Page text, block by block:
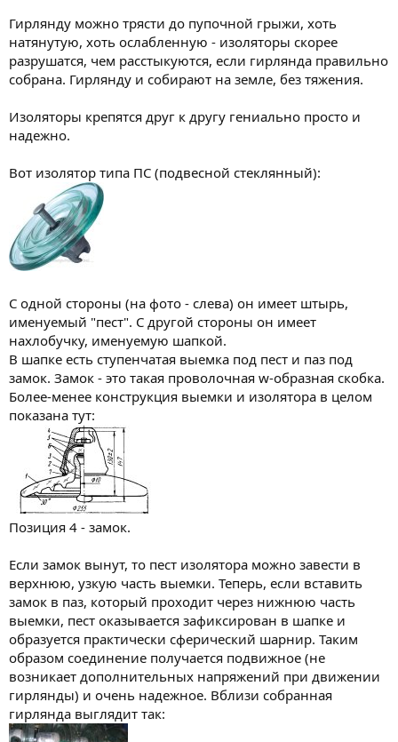
Гирлянду можно трясти до пупочной грыжи, хоть
натянутую, хоть ослабленную - изоляторы скорее
разрушатся, чем расстыкуются, если гирлянда правильно
собрана. Гирлянду и собирают на земле, без тяжения.
Изоляторы крепятся друг к другу гениально просто и
надежно.
Вот изолятор типа ПС (подвесной стеклянный):
С одной стороны (на фото - слева) он имеет штырь,
именуемый "пест". С другой стороны он имеет
нахлобучку, именуемую шапкой.
В шапке есть ступенчатая выемка под пест и паз под
замок. Замок - это такая проволочная w-образная скобка.
Более-менее конструкция выемки и изолятора в целом
показана тут:
Позиция 4 - замок.
Если замок вынут, то пест изолятора можно завести в
верхнюю, узкую часть выемки. Теперь, если вставить
замок в паз, который проходит через нижнюю часть
выемки, пест оказывается зафиксирован в шапке и
образуется практически сферический шарнир. Таким
образом соединение получается подвижное (не
возникает дополнительных напряжений при движении
гирлянды) и очень надежное. Вблизи собранная
гирлянда выглядит так: